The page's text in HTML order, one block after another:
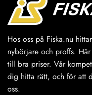
olika
alternativen
väljas
produktsidan
Hos oss på Fiska.nu
nybörjare och proffs.
till bra priser. Vår
dig hitta rätt, och för att
oss.